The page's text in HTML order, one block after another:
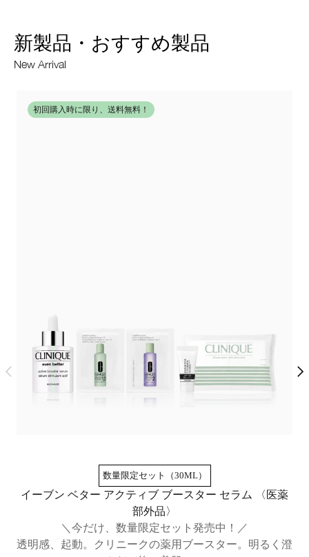
新製品・おすすめ製品
New Arrival
初回購入時に限り、送料無料！
数量限定セット（30ML）
イーブン ベター アクティブ ブースター セラム​ 〈医薬
部外品〉
＼今だけ、数量限定セット発売中！／
透明感、起動。クリニークの薬用ブースター。明るく澄